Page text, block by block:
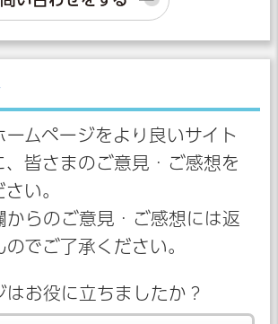
ームページをより良いサイト
、皆さまのご意見・ご感想を
い。
からのご意見・ご感想には返
でご了承ください。
はお役に立ちましたか？